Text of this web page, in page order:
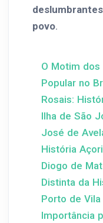
povo.
O Motim dos
Popular no
Rosais:
Ilha de São
José de
História
Diogo de
Distinta da
Porto de
Importância